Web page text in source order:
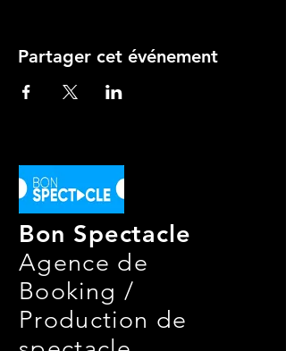
Partager cet événement
Bon Spectacle
Agence de
Booking /
Production de